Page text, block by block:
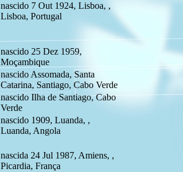
nascido 7 Out 1924, Lisboa, ,
Lisboa, Portugal
nascido 25 Dez 1959,
Moçambique
nascido Assomada, Santa
Catarina, Santiago, Cabo Verde
nascido Ilha de Santiago, Cabo
Verde
nascido 1909, Luanda, ,
Luanda, Angola
nascida 24 Jul 1987, Amiens, ,
Picardia, França